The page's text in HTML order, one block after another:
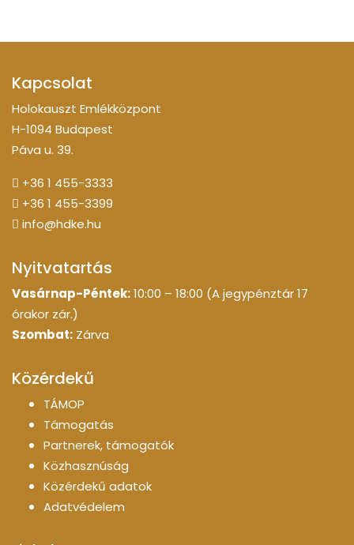
Kapcsolat
Holokauszt Emlékközpont
H-1094 Budapest
Páva u. 39.
+36 1 455-3333
+36 1 455-3399
info@hdke.hu
Nyitvatartás
Vasárnap-Péntek:10:00 – 18:00 (A jegypénztár 17
órakor zár.)
Szombat: Zárva
Közérdekű
TÁMOP
Támogatás
Partnerek, támogatók
Közhasznúság
Közérdekű adatok
Adatvédelem